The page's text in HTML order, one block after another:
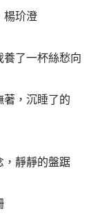
楊玠澄
了一杯絲愁向
著，沉睡了的
，靜靜的盤踞